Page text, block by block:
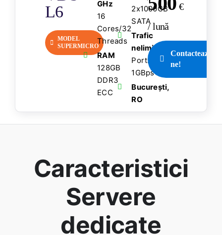
L6
MODEL
SUPERMICRO
GHz
16
Cores/32
Threads
RAM
128GB
DDR3
ECC
2x1000GB
SATA
Trafic
nelimitat
Port:
1GBps
București,
RO
€
/ lună
Contactează-
ne!
Caracteristici
Servere
dedicate